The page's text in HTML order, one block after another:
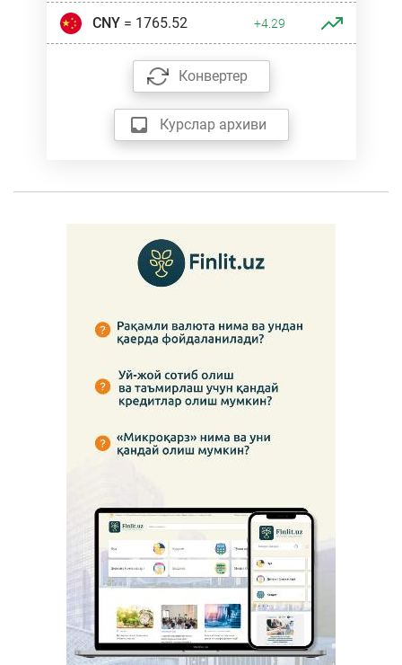
CNY= 1765.52 +4.29
Конвертер
Курслар архиви